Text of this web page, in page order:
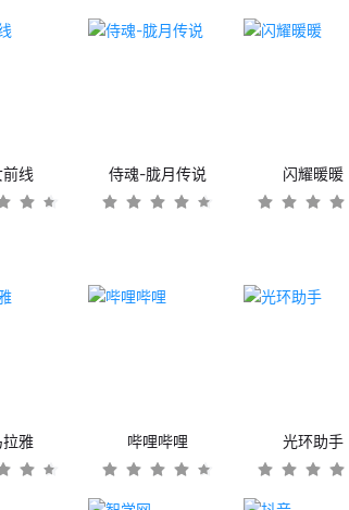
线 侍魂-胧月传说 闪耀暖暖
雅 哔哩哔哩 光环助手